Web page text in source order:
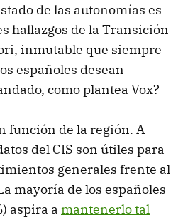
de las autonomías es
hallazgos de la Transición
inmutable que siempre
españoles desean
como plantea Vox?
función de la región. A
del CIS son útiles para
generales frente al
mayoría de los españoles
aspira a mantenerlo tal